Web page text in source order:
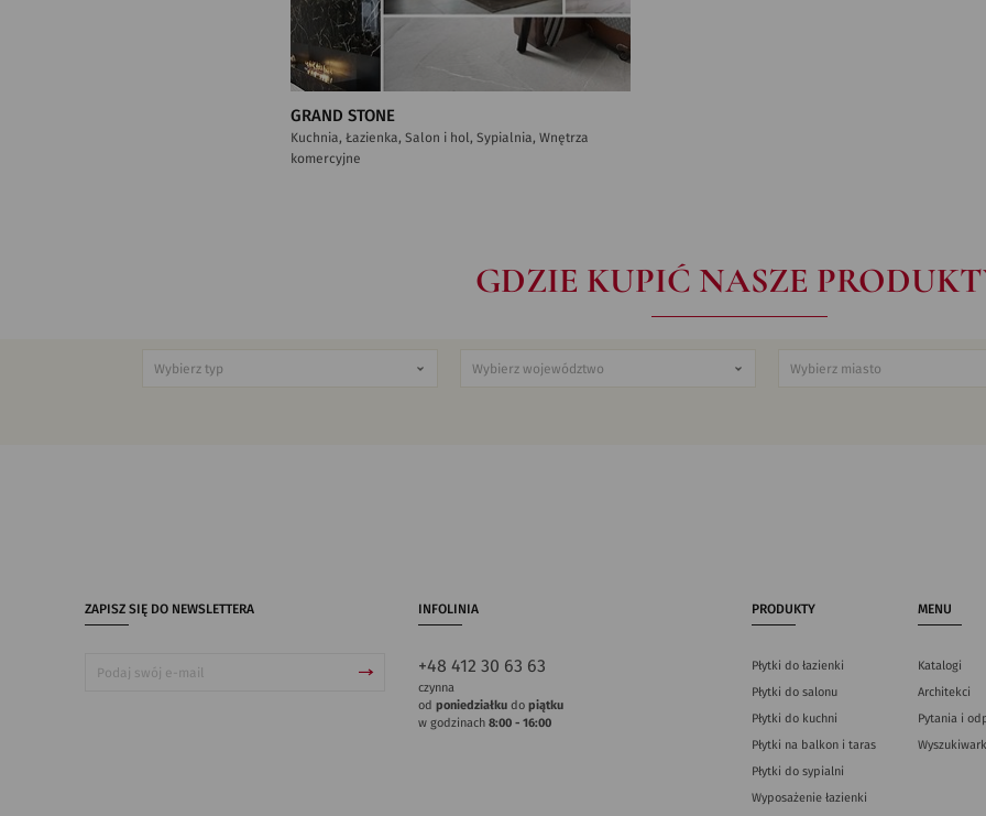
GRAND STONE
Kuchnia, Łazienka, Salon i hol, Sypialnia, Wnętrza
komercyjne
GDZIE KUPIĆ NASZE
ZAPISZ SIĘ DO NEWSLETTERA INFOLINIA
+48 412 30 63 63
czynna
od poniedziałkudo piątku
w godzinach 8:00 - 16:00
PRODUKTY
Płytki do łazienki
Płytki do salonu
Płytki do kuchni
Płytki na balkon i taras
Płytki do sypialni
Wyposażenie łazienki
MENU
Katalogi
Architekci
Pytania i